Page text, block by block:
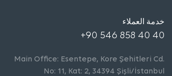
خدمة العملاء
+90 546 858 40 40
Main Office: Esentepe, Kore Şehitleri Cd.
No: 11, Kat: 2, 34394 Şişli/İstanbul